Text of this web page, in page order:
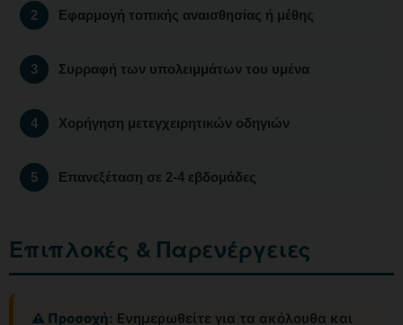
Εφαρμογή τοπικής αναισθησίας ή μέθης
Συρραφή των υπολειμμάτων του υμένα
Χορήγηση μετεγχειρητικών οδηγιών
Επανεξέταση σε 2-4 εβδομάδες
Επιπλοκές & Παρενέργειες
⚠️ Προσοχή: Ενημερωθείτε για τα ακόλουθα και